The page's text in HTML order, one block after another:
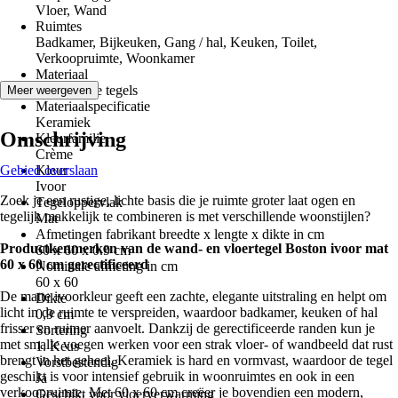
Vloer, Wand
Ruimtes
Badkamer, Bijkeuken, Gang / hal, Keuken, Toilet,
Verkoopruimte, Woonkamer
Materiaal
Keramische tegels
Materiaalspecificatie
Keramiek
Kleurfamilie
Crème
Kleur
Ivoor
Tegeloppervlak
Mat
Afmetingen fabrikant breedte x lengte x dikte in cm
60 x 60 x 0.9 cm
Nominale afmeting in cm
60 x 60
Dikte
0,9 cm
Sortering
1. Keus
Vorstbestendig
Ja
Geschikt voor vloerverwarming
Meer weergeven
Omschrijving
Gebied overslaan
Zoek je een rustige, lichte basis die je ruimte groter laat ogen en
tegelijk makkelijk te combineren is met verschillende woonstijlen?
Productkenmerken van de wand- en vloertegel Boston ivoor mat
60 x 60 cm gerectificeerd
De matte ivoorkleur geeft een zachte, elegante uitstraling en helpt om
licht in de ruimte te verspreiden, waardoor badkamer, keuken of hal
frisser en ruimer aanvoelt. Dankzij de gerectificeerde randen kun je
met smalle voegen werken voor een strak vloer- of wandbeeld dat rust
brengt in het geheel. Keramiek is hard en vormvast, waardoor de tegel
geschikt is voor intensief gebruik in woonruimtes en ook in een
verkoopruimte. Met 60 x 60 cm creëer je bovendien een modern,